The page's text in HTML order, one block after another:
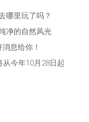
哪里玩了吗？
净的自然风光
息给你！
今年10月28日起